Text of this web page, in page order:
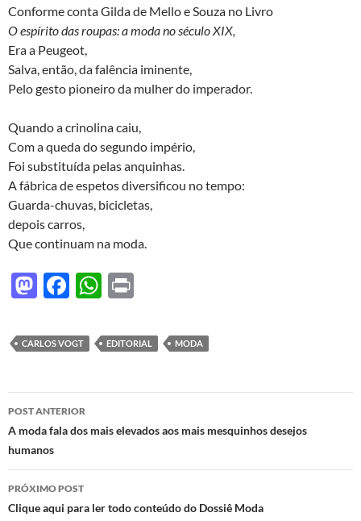
Conforme conta Gilda de Mello e Souza no Livro
O espírito das roupas: a moda no século XIX,
Era a Peugeot,
Salva, então, da falência iminente,
Pelo gesto pioneiro da mulher do imperador.
Quando a crinolina caiu,
Com a queda do segundo império,
Foi substituída pelas anquinhas.
A fábrica de espetos diversificou no tempo:
Guarda-chuvas, bicicletas,
depois carros,
Que continuam na moda.
M
to
d
o
n
F
e
b
o
o
k
W
at
s
A
p
nt
CARLOS VOGT EDITORIAL MODA
Navegação
de
posts
POST ANTERIOR
A moda fala dos mais elevados aos mais mesquinhos desejos
humanos
PRÓXIMO POST
Clique aqui para ler todo conteúdo do Dossiê Moda